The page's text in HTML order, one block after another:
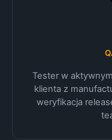
Tester w
klienta z
weryfikacja